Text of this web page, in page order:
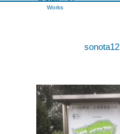
Works
sonota12